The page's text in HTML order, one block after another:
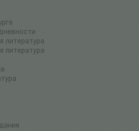
литература
литература